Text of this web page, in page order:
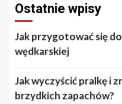
Ostatnie wpisy
Jak przygotować się
wędkarskiej
Jak wyczyścić pralkę i
brzydkich zapachów?